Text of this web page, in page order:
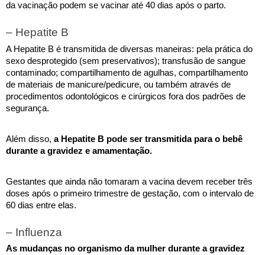
da vacinação podem se vacinar até 40 dias após o parto.
– Hepatite B
A Hepatite B é transmitida de diversas maneiras: pela prática do
sexo desprotegido (sem preservativos); transfusão de sangue
contaminado; compartilhamento de agulhas, compartilhamento
de materiais de manicure/pedicure, ou também através de
procedimentos odontológicos e cirúrgicos fora dos padrões de
segurança.
Além disso, a Hepatite B pode ser transmitida para o bebê
durante a gravidez e amamentação.
Gestantes que ainda não tomaram a vacina devem receber três
doses após o primeiro trimestre de gestação, com o intervalo de
60 dias entre elas.
– Influenza
As mudanças no organismo da mulher durante a gravidez